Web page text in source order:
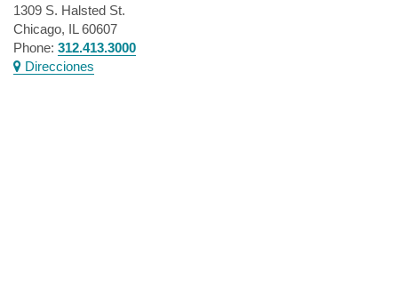
1309 S. Halsted St.
Chicago, IL 60607
Phone: 312.413.3000
Direcciones